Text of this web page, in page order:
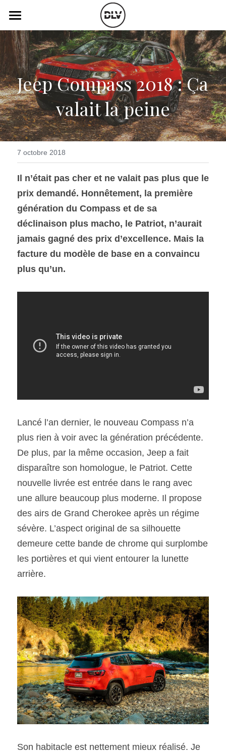
Catégories
Actualité Auto
Électrique
Histoire de chars
Art Automobile
Essais Routier
Opinion
Vidéo
Podcast
Radio FM
Télé RDS
Simulateur
Assurance
SOUMISSION RAPIDE
ASSURANCE
Jeep Compass 2018 : Ça
valait la peine
7 octobre 2018
Il n’était pas cher et ne valait pas plus que le
prix demandé. Honnêtement, la première
génération du Compass et de sa
déclinaison plus macho, le Patriot, n’aurait
jamais gagné des prix d’excellence. Mais la
facture du modèle de base en a convaincu
plus qu’un.
Lancé l’an dernier, le nouveau Compass n’a
plus rien à voir avec la génération précédente.
De plus, par la même occasion, Jeep a fait
disparaître son homologue, le Patriot. Cette
nouvelle livrée est entrée dans le rang avec
une allure beaucoup plus moderne. Il propose
des airs de Grand Cherokee après un régime
sévère. L’aspect original de sa silhouette
demeure cette bande de chrome qui surplombe
les portières et qui vient entourer la lunette
arrière.
Son habitacle est nettement mieux réalisé. Je
LES CATÉGORIES DE LA BOUTIQUE
Toutes les catégories